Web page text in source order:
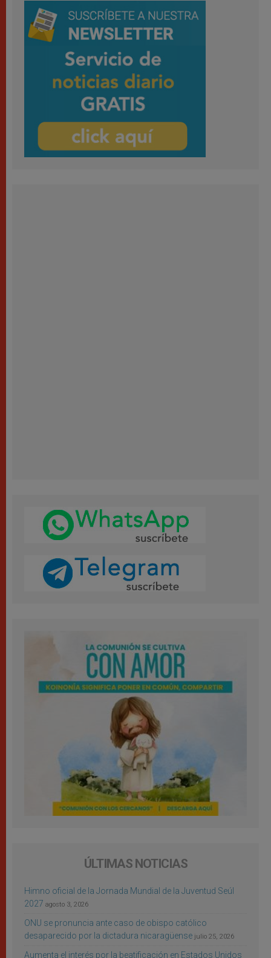
ÚLTIMAS NOTICIAS
Himno oficial de la Jornada Mundial de la Juventud Seúl
2027 agosto 3, 2026
ONU se pronuncia ante caso de obispo católico
desaparecido por la dictadura nicaragüense julio 25, 2026
Aumenta el interés por la beatificación en Estados Unidos